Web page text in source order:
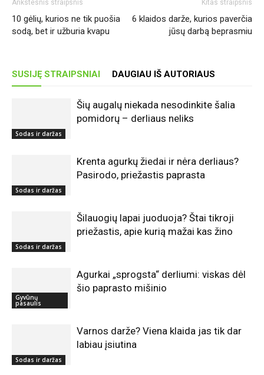
Ankstesnis straipsnis
10 gėlių, kurios ne tik puošia
sodą, bet ir užburia kvapu
Kitas straipsnis
6 klaidos darže, kurios paverčia
jūsų darbą beprasmiu
SUSIJĘ STRAIPSNIAI DAUGIAU IŠ AUTORIAUS
Sodas ir daržas
Šių augalų niekada nesodinkite šalia
pomidorų – derliaus neliks
Sodas ir daržas
Krenta agurkų žiedai ir nėra derliaus?
Pasirodo, priežastis paprasta
Sodas ir daržas
Šilauogių lapai juoduoja? Štai tikroji
priežastis, apie kurią mažai kas žino
Gyvūnų
pasaulis
Agurkai „sprogsta“ derliumi: viskas dėl
šio paprasto mišinio
Sodas ir daržas
Varnos darže? Viena klaida jas tik dar
labiau įsiutina